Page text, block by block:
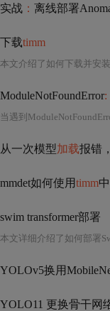
实战 ： 离线部署
下载timm
本文介绍了如何下载并安
ModuleNotFoundError:
当遇到
从一次模型加载报错
mmdet如何使用timm
swim transformer部署
YOLOv5换用
YOLO11 更换骨干网